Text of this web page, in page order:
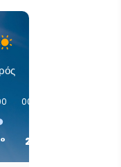
00:00
28°